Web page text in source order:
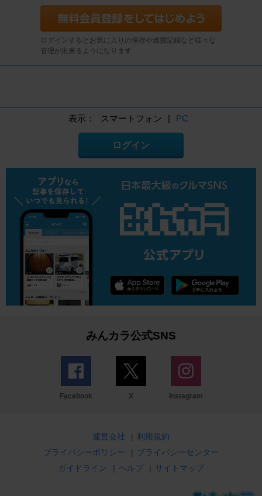
ログインするとお気に入りの保存や燃費記録など様々な
管理が出来るようになります
表示： スマートフォン | PC
ログイン
みんカラ公式SNS
Facebook X Instagram
運営会社 | 利用規約
プライバシーポリシー
| プライバシーセンター
ガイドライン
| ヘルプ | サイトマップ